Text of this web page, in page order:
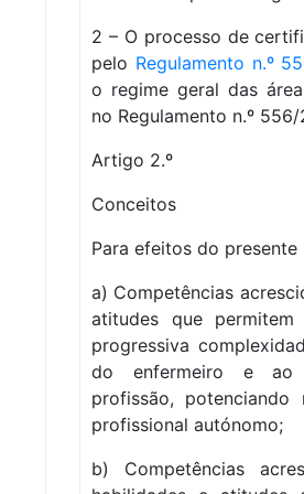
2 – O processo de
pelo Regulamento n.º
o regime geral das
no Regulamento n.º
Artigo 2.º
Conceitos
Para efeitos do
a) Competências
atitudes que
progressiva
do enfermeiro e ao
profissão,
profissional autónomo;
b) Competências